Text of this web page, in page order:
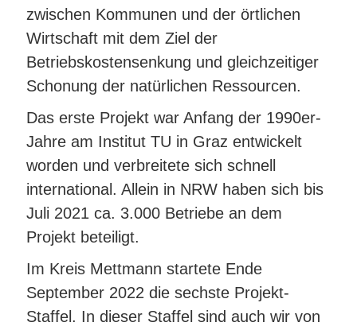
zwischen Kommunen und der örtlichen
Wirtschaft mit dem Ziel der
Betriebskostensenkung und gleichzeitiger
Schonung der natürlichen Ressourcen.
Das erste Projekt war Anfang der 1990er-
Jahre am Institut TU in Graz entwickelt
worden und verbreitete sich schnell
international. Allein in NRW haben sich bis
Juli 2021 ca. 3.000 Betriebe an dem
Projekt beteiligt.
Im Kreis Mettmann startete Ende
September 2022 die sechste Projekt-
Staffel. In dieser Staffel sind auch wir von